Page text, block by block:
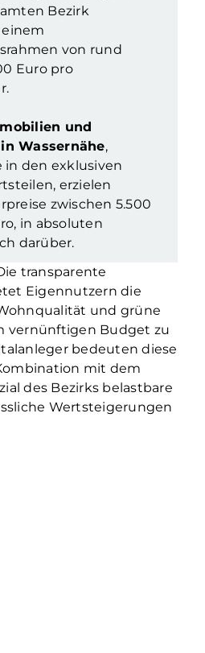
Bezirk
von rund
Euro pro
und
Wassernähe,
in den exklusiven
erzielen
zwischen 5.500
in absoluten
darüber.
transparente
Eigennutzern die
und grüne
vernünftigen Budget zu
bedeuten diese
mit dem
des Bezirks belastbare
Wertsteigerungen